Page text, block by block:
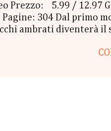
Prezzo: 5.99 / 12.97
304 Dal primo
ambrati diventerà il
sembrano essere